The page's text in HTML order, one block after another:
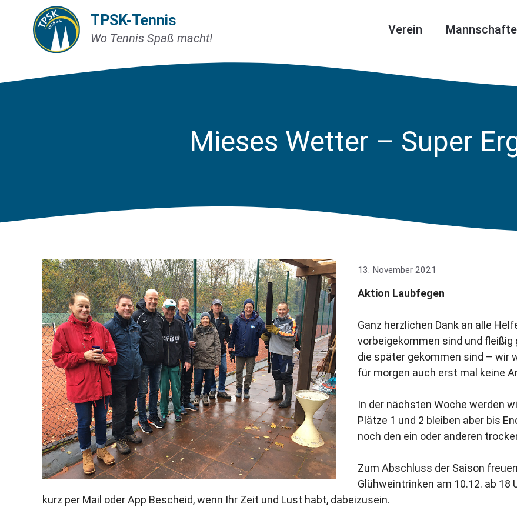
springen
TPSK-Tennis
Wo Tennis Spaß macht!
Verein
Mieses Wetter – Super
13. November 2021
Aktion Laubfegen
Ganz herzlichen Dank an alle
vorbeigekommen sind und fleißig
die später gekommen sind – wir
für morgen auch erst mal keine
In der nächsten Woche werden
Plätze 1 und 2 bleiben aber bis
noch den ein oder anderen
Zum Abschluss der Saison
Glühweintrinken am 10.12. ab
kurz per Mail oder App Bescheid, wenn Ihr Zeit und Lust habt, dabeizusein.